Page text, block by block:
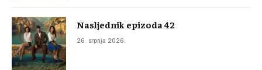
Nasljednik epizoda 42
26. srpnja 2026.